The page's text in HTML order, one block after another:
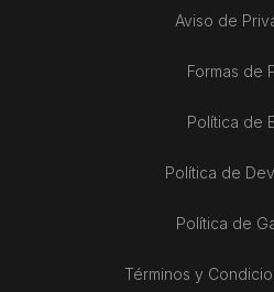
Aviso de
Formas de
Política de
Política de
Política de
Términos y